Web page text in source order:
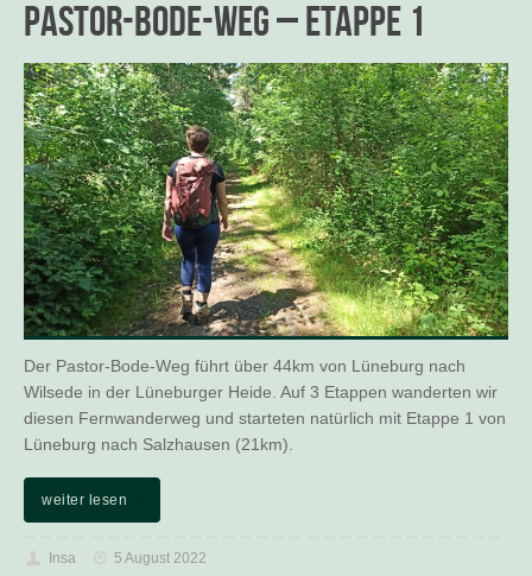
Pastor-Bode-Weg – Etappe 1
Der Pastor-Bode-Weg führt über 44km von Lüneburg nach
Wilsede in der Lüneburger Heide. Auf 3 Etappen wanderten wir
diesen Fernwanderweg und starteten natürlich mit Etappe 1 von
Lüneburg nach Salzhausen (21km).
weiter lesen
Insa
5 August 2022